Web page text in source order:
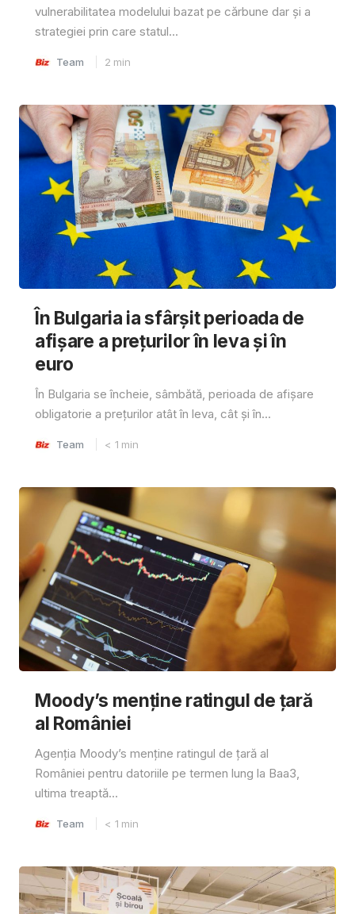
vulnerabilitatea modelului bazat pe cărbune dar și a
strategiei prin care statul...
Team 2 min
În Bulgaria ia sfârşit perioada de
afișare a prețurilor în ​​leva și în
euro
În Bulgaria se încheie, sâmbătă, perioada de afișare
obligatorie a prețurilor atât în ​​leva, cât și în...
Team < 1 min
Moody’s menține ratingul de țară
al României
Agenția Moody’s menține ratingul de țară al
României pentru datoriile pe termen lung la Baa3,
ultima treaptă...
Team < 1 min